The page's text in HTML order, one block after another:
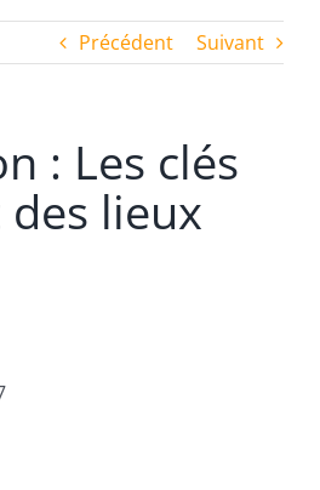
Précédent Suivant
: Les clés
des lieux